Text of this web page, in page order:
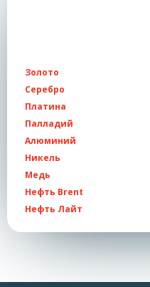
Золото
Серебро
Платина
Палладий
Алюминий
Никель
Медь
Нефть Brent
Нефть Лайт